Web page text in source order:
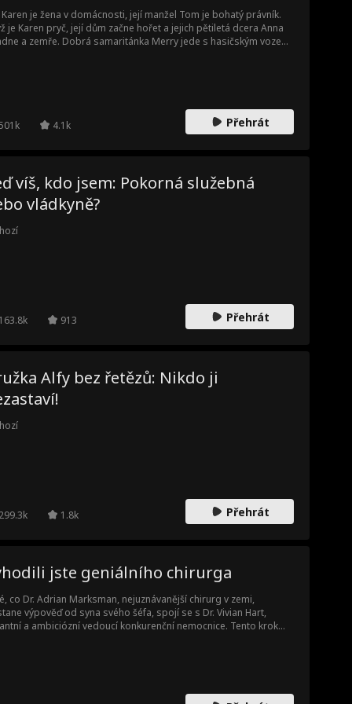
Karen je žena v domácnosti, její manžel Tom je bohatý právník.
je Karen pryč, její dům začne hořet a jejich pětiletá dcera Anna
a zemře. Dobrá samaritánka Merry jede s hasičským vozem,
laskaví kolemjdoucí, se ji snaží přesvědčit, aby se pohnula.
neustoupí, aniž by si uvědomila, že hasičský vůz se snaží
4.1k Přehrát
víš, kdo jsem: Pokorná služebná
vládkyně?
163.8k 913 Přehrát
Alfy bez řetězů: Nikdo ji
299.3k 1.8k Přehrát
jste geniálního chirurga
co Dr. Adrian Marksman, nejuznávanější chirurg v zemi,
výpověď od syna svého šéfa, spojí se s Dr. Vivian Hart,
a ambiciózní vedoucí konkurenční nemocnice. Tento krok